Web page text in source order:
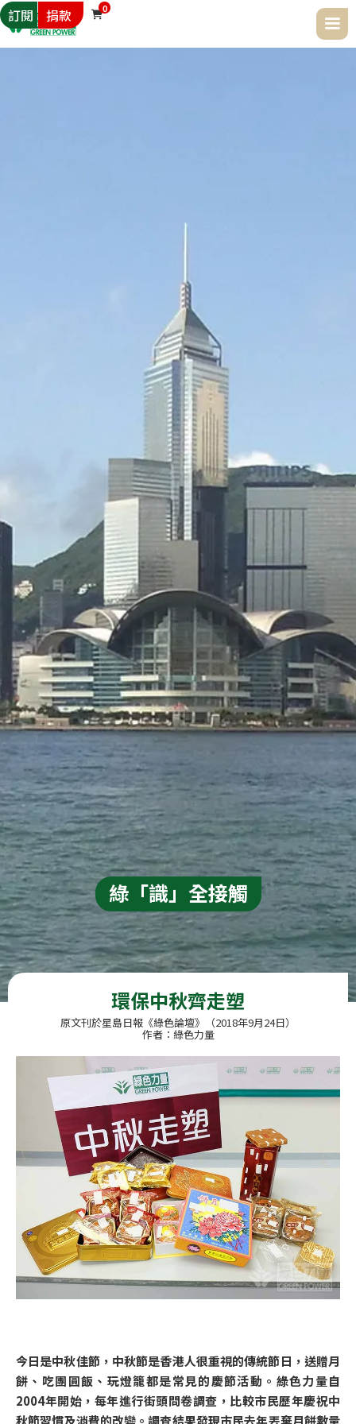
訂閱 捐款 
0
綠「識」全接觸
環保中秋齊走塑
原文刊於星島日報《綠色論壇》（2018年9月24日）
作者：綠色力量
今日是中秋佳節，中秋節是香港人很重視的傳統節日，送贈月
餅、吃團圓飯、玩燈籠都是常見的慶節活動。綠色力量自
2004年開始，每年進行街頭問卷調查，比較市民歷年慶祝中
秋節習慣及消費的改變。調查結果發現市民去年丟棄月餅數量